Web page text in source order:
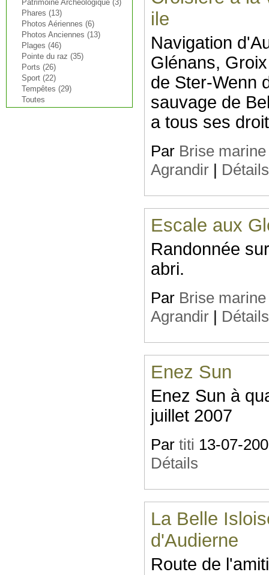
Patrimoine Archéologique (3)
Phares (13)
Photos Aériennes (6)
Photos Anciennes (13)
Plages (46)
Pointe du raz (35)
Ports (26)
Sport (22)
Tempêtes (29)
Toutes
ile
Navigation
Glénans,
de Ster-Wenn
sauvage de
a tous ses
Par Brise marine
Agrandir | Détails
Escale aux
Randonnée
abri.
Par Brise marine
Agrandir | Détails
Enez Sun
Enez Sun à
juillet 2007
Partiti 13-07-
Détails
La Belle
d'Audierne
Route de